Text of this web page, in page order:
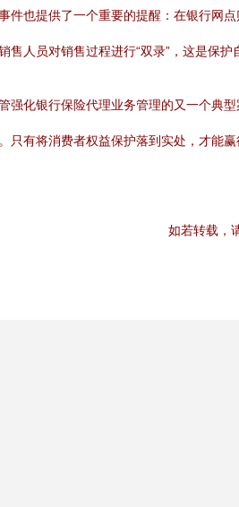
件也提供了一个重要的提醒：在银行网
售人员对销售过程进行“双录”，这是保
强化银行保险代理业务管理的又一个典
只有将消费者权益保护落到实处，才能
如若转载，